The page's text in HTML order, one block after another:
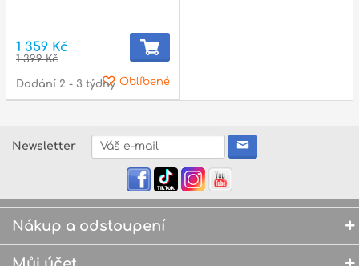
1 359 Kč
1 399 Kč
Oblíbené
Dodání 2 - 3 týdny
Newsletter
Nákup a odstoupení